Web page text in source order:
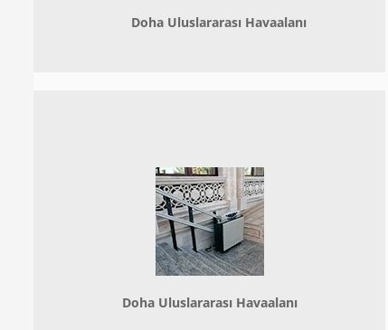
DohaUluslararası Havaalanı
DohaUluslararası Havaalanı